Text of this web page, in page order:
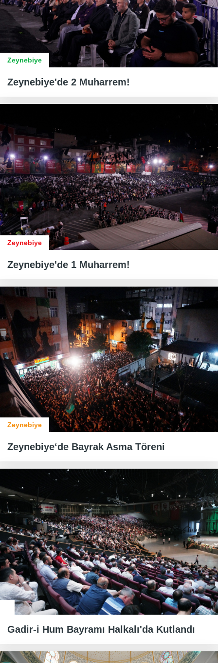
Zeynebiye
Zeynebiye'de 2 Muharrem!
Zeynebiye
Zeynebiye'de 1 Muharrem!
Zeynebiye
Zeynebiye‘de Bayrak Asma Töreni
Gadir-i Hum Bayramı Halkalı'da Kutlandı